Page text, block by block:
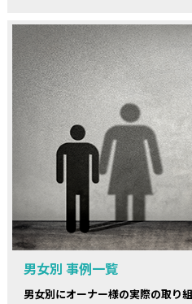
男女別 事例一覧
男女別にオーナー様の実際の取り